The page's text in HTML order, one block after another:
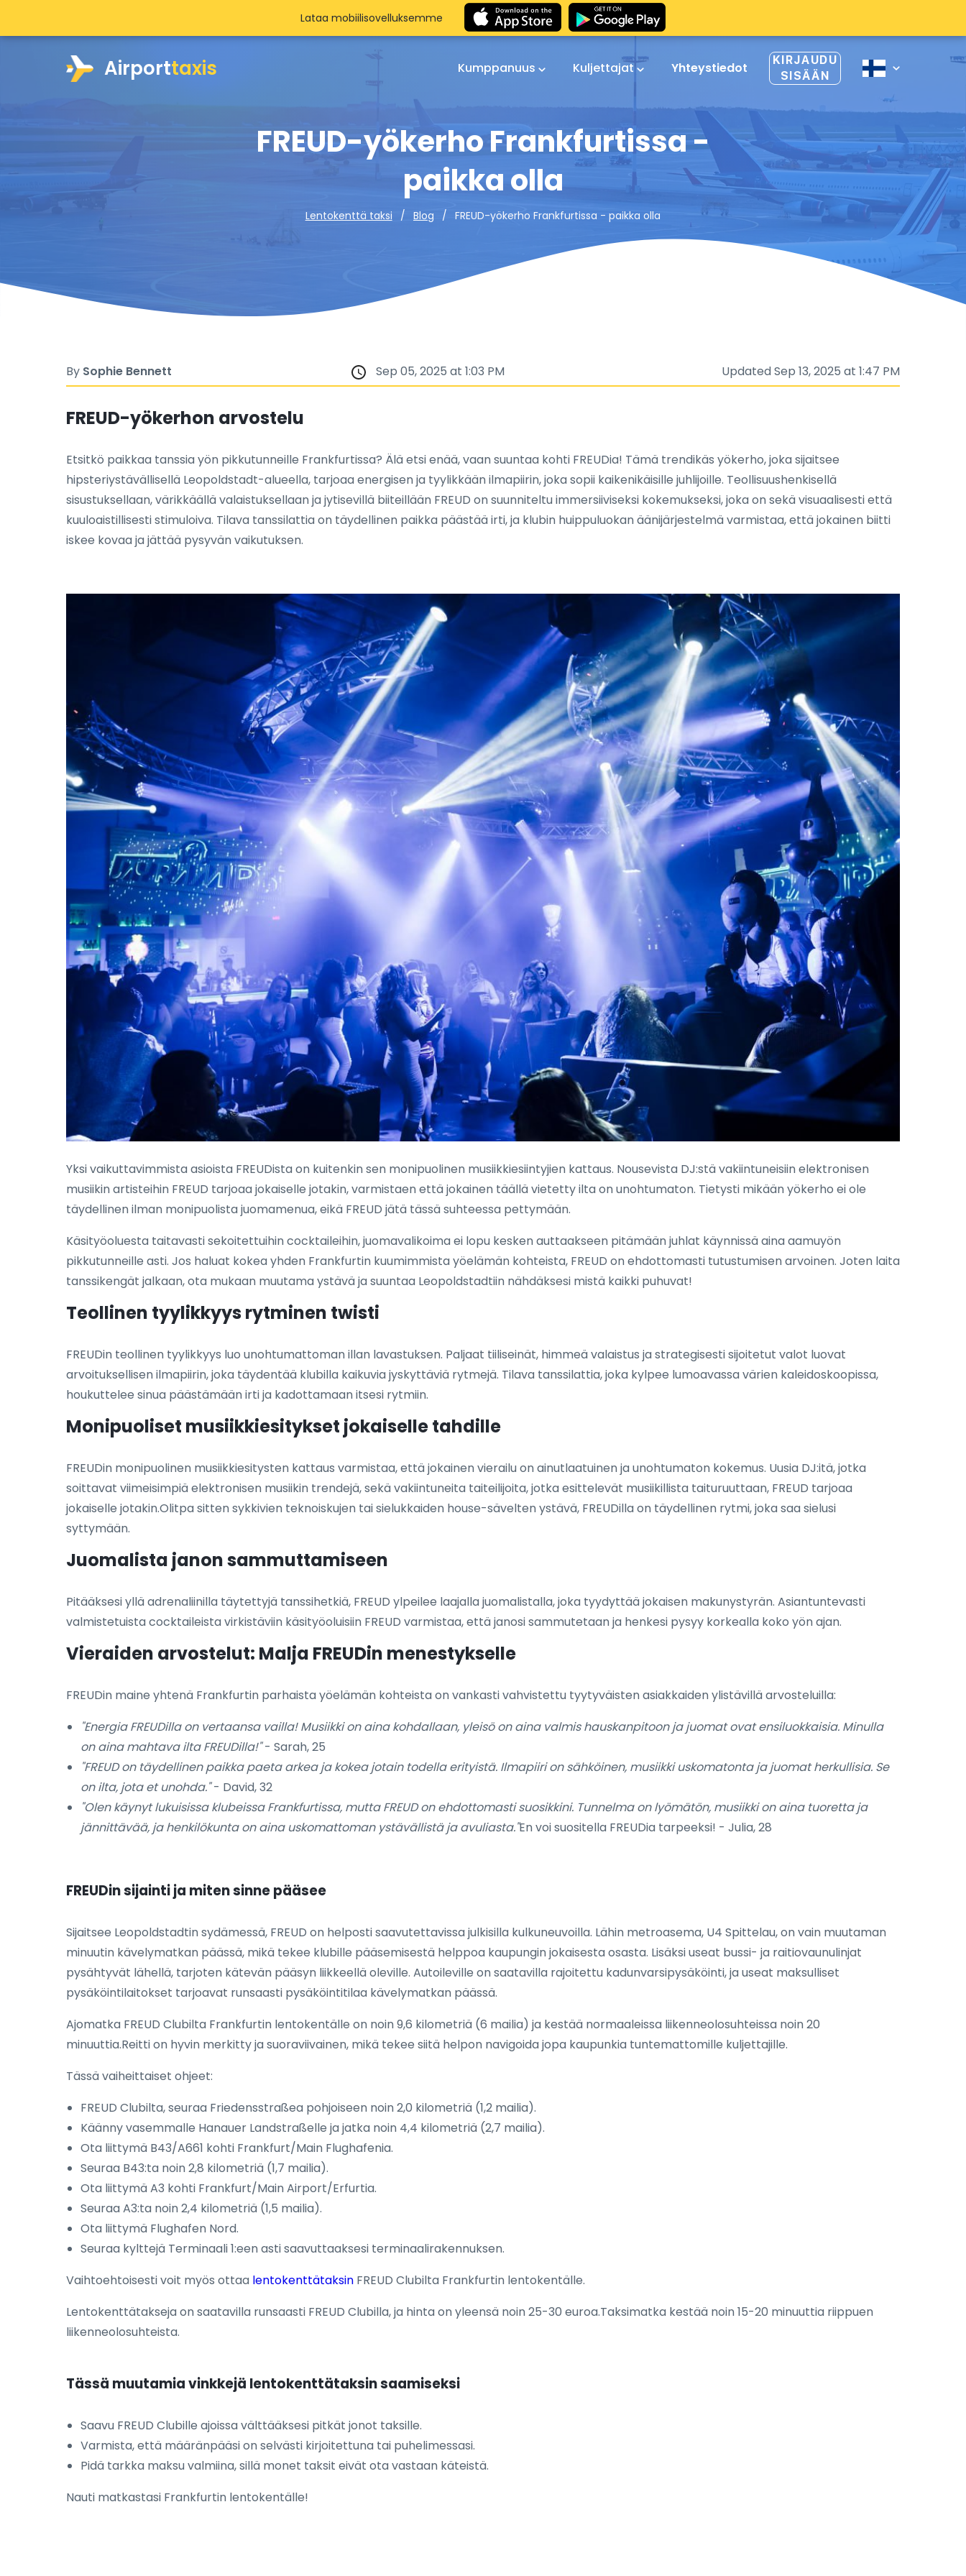
Airporttaxis Kumppanuus Kuljettajat Yhteystiedot
KIRJAUDU
SISÄÄN
FREUD-yökerho Frankfurtissa -
paikka olla
Lentokenttä taksi Blog FREUD-yökerho Frankfurtissa - paikka olla
Lataa mobiilisovelluksemme
By Sophie Bennett Sep 05, 2025 at 1:03 PM Updated Sep 13, 2025 at 1:47 PM
FREUD-yökerhon arvostelu
Etsitkö paikkaa tanssia yön pikkutunneille Frankfurtissa? Älä etsi enää, vaan suuntaa kohti FREUDia! Tämä trendikäs yökerho, joka sijaitsee
hipsteriystävällisellä Leopoldstadt-alueella, tarjoaa energisen ja tyylikkään ilmapiirin, joka sopii kaikenikäisille juhlijoille. Teollisuushenkisellä
sisustuksellaan, värikkäällä valaistuksellaan ja jytisevillä biiteillään FREUD on suunniteltu immersiiviseksi kokemukseksi, joka on sekä visuaalisesti että
kuuloaistillisesti stimuloiva. Tilava tanssilattia on täydellinen paikka päästää irti, ja klubin huippuluokan äänijärjestelmä varmistaa, että jokainen biitti
iskee kovaa ja jättää pysyvän vaikutuksen.
Yksi vaikuttavimmista asioista FREUDista on kuitenkin sen monipuolinen musiikkiesiintyjien kattaus. Nousevista DJ:stä vakiintuneisiin elektronisen
musiikin artisteihin FREUD tarjoaa jokaiselle jotakin, varmistaen että jokainen täällä vietetty ilta on unohtumaton. Tietysti mikään yökerho ei ole
täydellinen ilman monipuolista juomamenua, eikä FREUD jätä tässä suhteessa pettymään.
Käsityöoluesta taitavasti sekoitettuihin cocktaileihin, juomavalikoima ei lopu kesken auttaakseen pitämään juhlat käynnissä aina aamuyön
pikkutunneille asti. Jos haluat kokea yhden Frankfurtin kuumimmista yöelämän kohteista, FREUD on ehdottomasti tutustumisen arvoinen. Joten laita
tanssikengät jalkaan, ota mukaan muutama ystävä ja suuntaa Leopoldstadtiin nähdäksesi mistä kaikki puhuvat!
Teollinen tyylikkyys rytminen twisti
FREUDin teollinen tyylikkyys luo unohtumattoman illan lavastuksen. Paljaat tiiliseinät, himmeä valaistus ja strategisesti sijoitetut valot luovat
arvoituksellisen ilmapiirin, joka täydentää klubilla kaikuvia jyskyttäviä rytmejä. Tilava tanssilattia, joka kylpee lumoavassa värien kaleidoskoopissa,
houkuttelee sinua päästämään irti ja kadottamaan itsesi rytmiin.
Monipuoliset musiikkiesitykset jokaiselle tahdille
FREUDin monipuolinen musiikkiesitysten kattaus varmistaa, että jokainen vierailu on ainutlaatuinen ja unohtumaton kokemus. Uusia DJ:itä, jotka
soittavat viimeisimpiä elektronisen musiikin trendejä, sekä vakiintuneita taiteilijoita, jotka esittelevät musiikillista taituruuttaan, FREUD tarjoaa
jokaiselle jotakin.Olitpa sitten sykkivien teknoiskujen tai sielukkaiden house-sävelten ystävä, FREUDilla on täydellinen rytmi, joka saa sielusi
syttymään.
Juomalista janon sammuttamiseen
Pitääksesi yllä adrenaliinilla täytettyjä tanssihetkiä, FREUD ylpeilee laajalla juomalistalla, joka tyydyttää jokaisen makunystyrän. Asiantuntevasti
valmistetuista cocktaileista virkistäviin käsityöoluisiin FREUD varmistaa, että janosi sammutetaan ja henkesi pysyy korkealla koko yön ajan.
Vieraiden arvostelut: Malja FREUDin menestykselle
FREUDin maine yhtenä Frankfurtin parhaista yöelämän kohteista on vankasti vahvistettu tyytyväisten asiakkaiden ylistävillä arvosteluilla:
"Energia FREUDilla on vertaansa vailla! Musiikki on aina kohdallaan, yleisö on aina valmis hauskanpitoon ja juomat ovat ensiluokkaisia. Minulla
on aina mahtava ilta FREUDilla!"- Sarah, 25
"FREUD on täydellinen paikka paeta arkea ja kokea jotain todella erityistä. Ilmapiiri on sähköinen, musiikki uskomatonta ja juomat herkullisia. Se
on ilta, jota et unohda."- David, 32
"Olen käynyt lukuisissa klubeissa Frankfurtissa, mutta FREUD on ehdottomasti suosikkini. Tunnelma on lyömätön, musiikki on aina tuoretta ja
jännittävää, ja henkilökunta on aina uskomattoman ystävällistä ja avuliasta."En voi suositella FREUDia tarpeeksi! - Julia, 28
FREUDin sijainti ja miten sinne pääsee
Sijaitsee Leopoldstadtin sydämessä, FREUD on helposti saavutettavissa julkisilla kulkuneuvoilla. Lähin metroasema, U4 Spittelau, on vain muutaman
minuutin kävelymatkan päässä, mikä tekee klubille pääsemisestä helppoa kaupungin jokaisesta osasta. Lisäksi useat bussi- ja raitiovaunulinjat
pysähtyvät lähellä, tarjoten kätevän pääsyn liikkeellä oleville. Autoileville on saatavilla rajoitettu kadunvarsipysäköinti, ja useat maksulliset
pysäköintilaitokset tarjoavat runsaasti pysäköintitilaa kävelymatkan päässä.
Ajomatka FREUD Clubilta Frankfurtin lentokentälle on noin 9,6 kilometriä (6 mailia) ja kestää normaaleissa liikenneolosuhteissa noin 20
minuuttia.Reitti on hyvin merkitty ja suoraviivainen, mikä tekee siitä helpon navigoida jopa kaupunkia tuntemattomille kuljettajille.
Tässä vaiheittaiset ohjeet:
FREUD Clubilta, seuraa Friedensstraßea pohjoiseen noin 2,0 kilometriä (1,2 mailia).
Käänny vasemmalle Hanauer Landstraßelle ja jatka noin 4,4 kilometriä (2,7 mailia).
Ota liittymä B43/A661 kohti Frankfurt/Main Flughafenia.
Seuraa B43:ta noin 2,8 kilometriä (1,7 mailia).
Ota liittymä A3 kohti Frankfurt/Main Airport/Erfurtia.
Seuraa A3:ta noin 2,4 kilometriä (1,5 mailia).
Ota liittymä Flughafen Nord.
Seuraa kylttejä Terminaali 1:een asti saavuttaaksesi terminaalirakennuksen.
Vaihtoehtoisesti voit myös ottaa lentokenttätaksin FREUD Clubilta Frankfurtin lentokentälle.
Lentokenttätakseja on saatavilla runsaasti FREUD Clubilla, ja hinta on yleensä noin 25-30 euroa.Taksimatka kestää noin 15-20 minuuttia riippuen
liikenneolosuhteista.
Tässä muutamia vinkkejä lentokenttätaksin saamiseksi
Saavu FREUD Clubille ajoissa välttääksesi pitkät jonot taksille.
Varmista, että määränpääsi on selvästi kirjoitettuna tai puhelimessasi.
Pidä tarkka maksu valmiina, sillä monet taksit eivät ota vastaan käteistä.
Nauti matkastasi Frankfurtin lentokentälle!